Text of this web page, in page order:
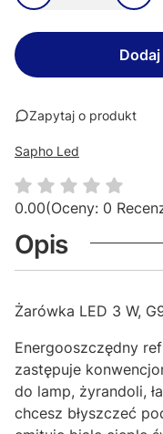
Zapytaj o produkt
Sapho Led
0.00(Oceny: 0
Opis
Żarówka LED 3 W,
Energooszczędny
zastępuje
do lamp, żyrandoli,
chcesz błyszczeć